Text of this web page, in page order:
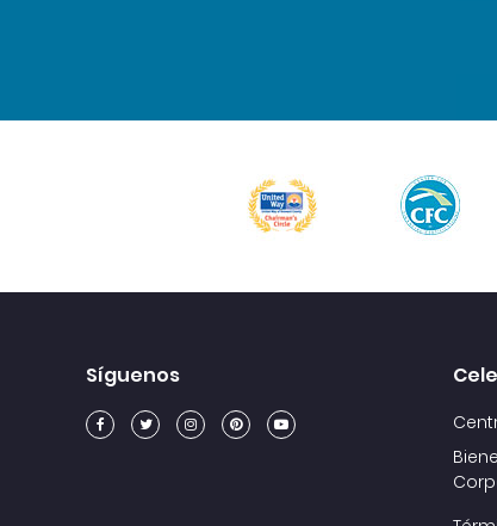
Síguenos